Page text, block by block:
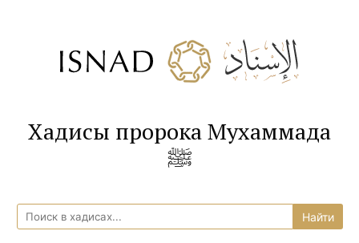
Хадисы пророка Мухаммада
ﷺ